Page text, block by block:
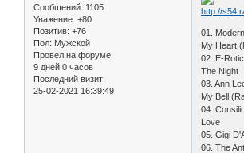
Сообщений: 1105
Уважение: +80
Позитив: +76
Пол: Мужской
Провел на форуме:
9 дней 0 часов
Последний визит:
25-02-2021 16:39:49
01.
My Heart
02. E-
The Night
03. Ann
My Bell
04.
Love
05. Gigi
06. The